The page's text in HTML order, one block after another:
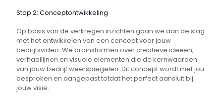
Stap 2: Conceptontwikkeling
Op basis van de verkregen inzichten gaan we aan de slag
met het ontwikkelen van een concept voor jouw
bedrijfsvideo. We brainstormen over creatieve ideeën,
verhaallijnen en visuele elementen die de kernwaarden
van jouw bedrijf weerspiegelen. Dit concept wordt met jou
besproken en aangepast totdat het perfect aansluit bij
jouw visie.